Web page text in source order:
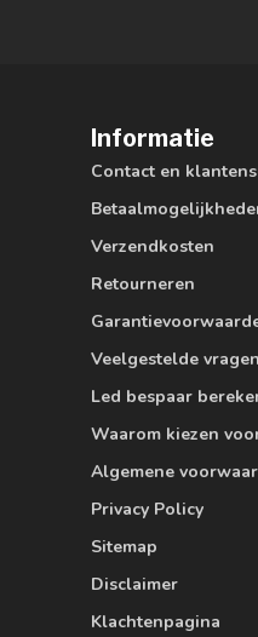
Informatie
Contact en
Verzendkosten
Retourneren
Veelgestelde vragen
Led bespaar
Waarom kiezen
Algemene
Privacy Policy
Sitemap
Disclaimer
Klachtenpagina